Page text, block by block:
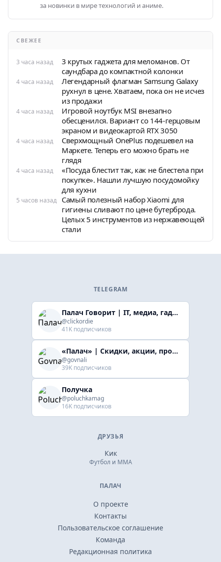
за новинки в мире технологий и аниме.
СВЕЖЕЕ
3 часа назад
3 крутых гаджета для меломанов. От
саундбара до компактной колонки
4 часа назад
Легендарный флагман Samsung Galaxy
рухнул в цене. Хватаем, пока он не исчез
из продажи
4 часа назад
Игровой ноутбук MSI внезапно
обесценился. Вариант со 144-герцовым
экраном и видеокартой RTX 3050
4 часа назад
Сверхмощный OnePlus подешевел на
Маркете. Теперь его можно брать не
глядя
4 часа назад
«Посуда блестит так, как не блестела при
покупке». Нашли лучшую посудомойку
для кухни
5 часов назад
Самый полезный набор Xiaomi для
гигиены сливают по цене бутерброда.
Целых 5 инструментов из нержавеющей
стали
TELEGRAM
Палач Говорит | IT, медиа, гaджеты, скидки
@clickordie
41K подписчиков
«Палач» | Скидки, акции, промокоды
@govnali
39K подписчиков
Получка
@poluchkamag
16K подписчиков
ДРУЗЬЯ
Кик
Футбол и ММА
ПАЛАЧ
О проекте
Контакты
Пользовательское соглашение
Команда
Редакционная политика